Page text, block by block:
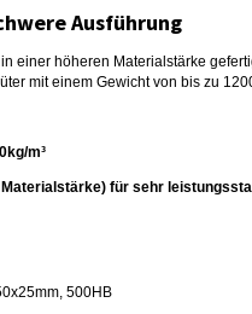
Ausführung
einer höheren Materialstärke
mit einem Gewicht von bis zu
m³
für sehr
500HB